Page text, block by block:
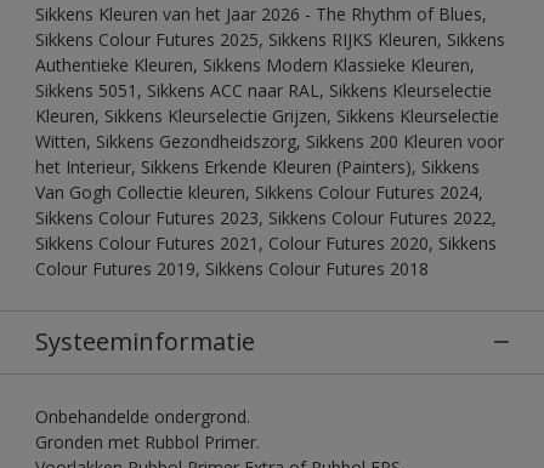
Sikkens Kleuren van het Jaar 2026 - The Rhythm of Blues,
Sikkens Colour Futures 2025, Sikkens RIJKS Kleuren, Sikkens
Authentieke Kleuren, Sikkens Modern Klassieke Kleuren,
Sikkens 5051, Sikkens ACC naar RAL, Sikkens Kleurselectie
Kleuren, Sikkens Kleurselectie Grijzen, Sikkens Kleurselectie
Witten, Sikkens Gezondheidszorg, Sikkens 200 Kleuren voor
het Interieur, Sikkens Erkende Kleuren (Painters), Sikkens
Van Gogh Collectie kleuren, Sikkens Colour Futures 2024,
Sikkens Colour Futures 2023, Sikkens Colour Futures 2022,
Sikkens Colour Futures 2021, Colour Futures 2020, Sikkens
Colour Futures 2019, Sikkens Colour Futures 2018
Systeeminformatie
Onbehandelde ondergrond.
Gronden met Rubbol Primer.